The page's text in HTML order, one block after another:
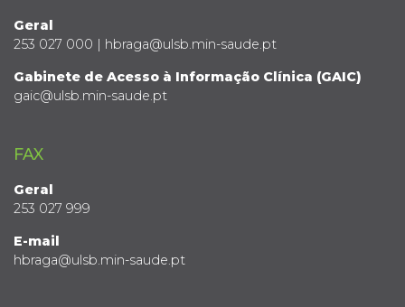
Geral
253 027 000 | hbraga@ulsb.min-saude.pt
Gabinete de Acesso à Informação Clínica (GAIC)
gaic@ulsb.min-saude.pt
FAX
Geral
253 027 999
E-mail
hbraga@ulsb.min-saude.pt